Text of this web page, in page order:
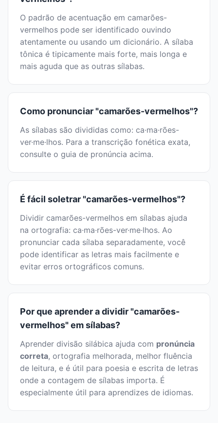
O padrão de acentuação em camarões-
vermelhos pode ser identificado ouvindo
atentamente ou usando um dicionário. A sílaba
tônica é tipicamente mais forte, mais longa e
mais aguda que as outras sílabas.
Como pronunciar "camarões-vermelhos"?
As sílabas são divididas como: ca·ma·rões-
ver·me·lhos. Para a transcrição fonética exata,
consulte o guia de pronúncia acima.
É fácil soletrar "camarões-vermelhos"?
Dividir camarões-vermelhos em sílabas ajuda
na ortografia: ca·ma·rões-ver·me·lhos. Ao
pronunciar cada sílaba separadamente, você
pode identificar as letras mais facilmente e
evitar erros ortográficos comuns.
Por que aprender a dividir "camarões-
vermelhos" em sílabas?
Aprender divisão silábica ajuda com pronúncia
correta, ortografia melhorada, melhor fluência
de leitura, e é útil para poesia e escrita de letras
onde a contagem de sílabas importa. É
especialmente útil para aprendizes de idiomas.